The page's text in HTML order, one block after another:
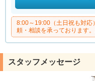
8:00～19:00（土日祝も対応
頼・相談を承っております
スタッフメッセージ